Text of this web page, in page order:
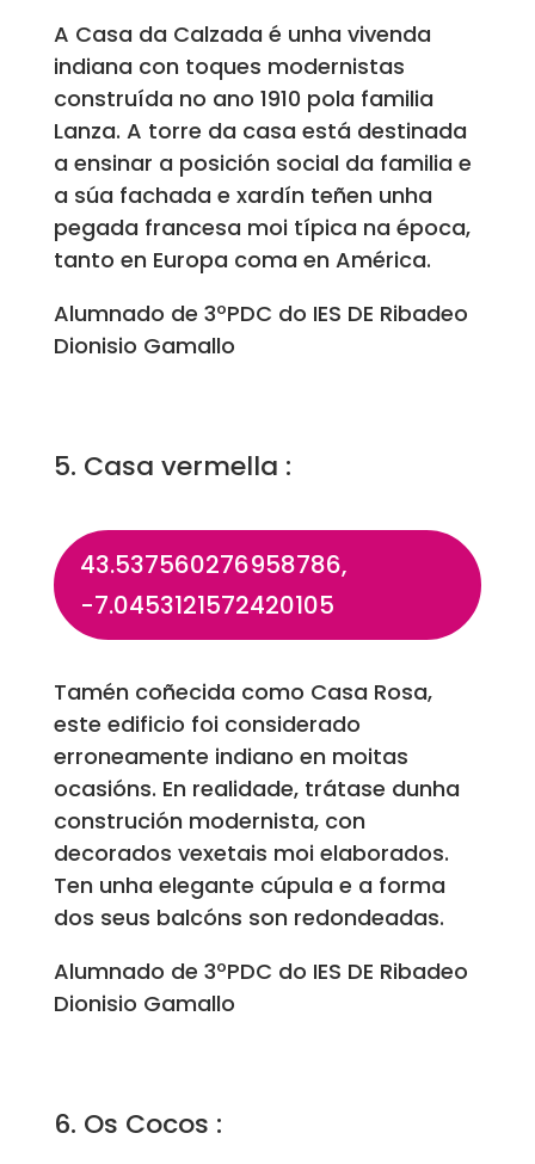
A Casa da Calzada é unha vivenda
indiana con toques modernistas
construída no ano 1910 pola familia
Lanza. A torre da casa está destinada
a ensinar a posición social da familia e
a súa fachada e xardín teñen unha
pegada francesa moi típica na época,
tanto en Europa coma en América.
Alumnado de 3ºPDC do IES DE Ribadeo
Dionisio Gamallo
5. Casa vermella :
43.537560276958786,
-7.0453121572420105
Tamén coñecida como Casa Rosa,
este edificio foi considerado
erroneamente indiano en moitas
ocasións. En realidade, trátase dunha
construción modernista, con
decorados vexetais moi elaborados.
Ten unha elegante cúpula e a forma
dos seus balcóns son redondeadas.
Alumnado de 3ºPDC do IES DE Ribadeo
Dionisio Gamallo
6. Os Cocos :